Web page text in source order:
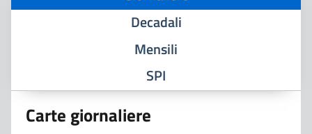
Decadali
Mensili
SPI
Carte giornaliere